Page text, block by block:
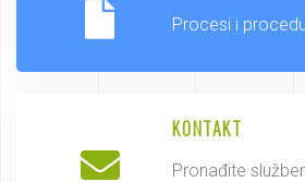
Procesi i
KONTAKT
Pronađite